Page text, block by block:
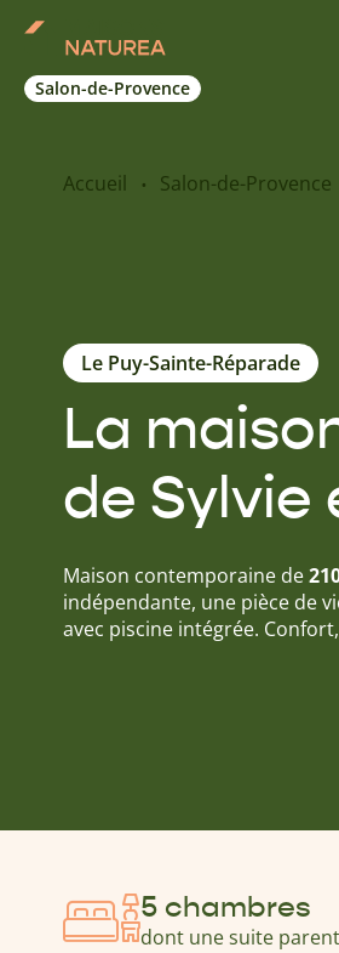
Salon-de-Provence
Accueil Salon-de-Provence
La
de Sylvie
Le Puy-Sainte-Réparade
Maison contemporaine de
indépendante, une pièce de
avec piscine intégrée.
5 chambres
dont une suite